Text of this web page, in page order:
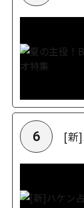
6 [新